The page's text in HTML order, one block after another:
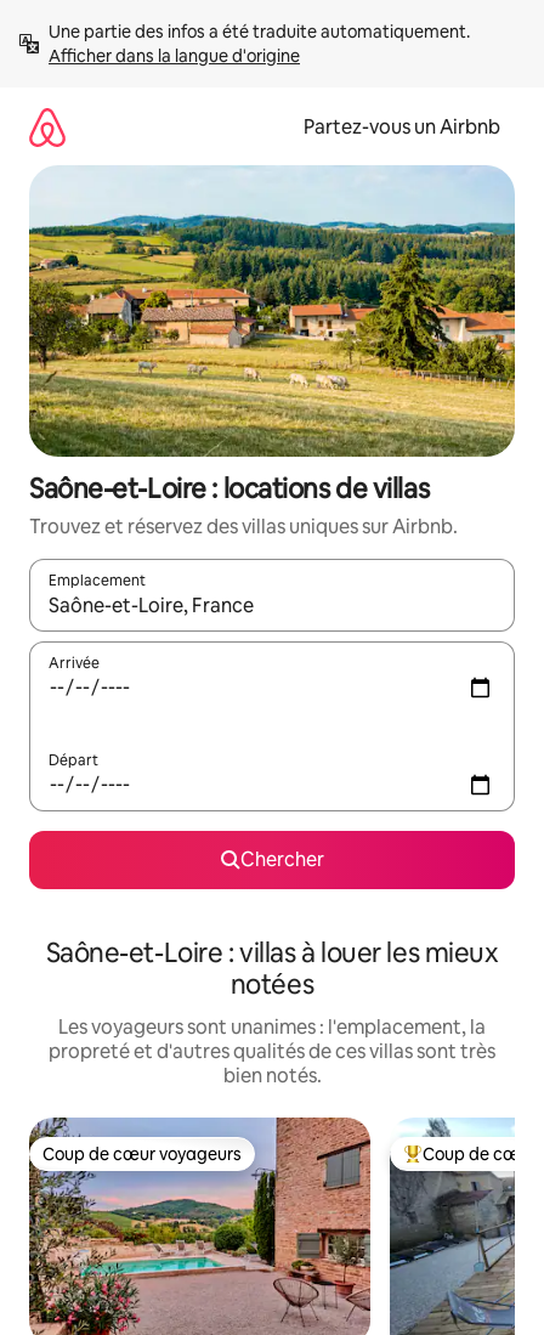
directement
Afficher dans la langue d'origine
Partez-vous un Airbnb
Saône-et-Loire : locations de villas
Trouvez et réservez des villas uniques sur Airbnb.
Emplacement
Quand les résultats sont affichés, parcourez-les en utilisant
Arrivée
Départ
Chercher
Saône-et-Loire : villas à louer les mieux
notées
Les voyageurs sont unanimes : l'emplacement, la
propreté et d'autres qualités de ces villas sont très
bien notés.
Coup de cœur voyageurs
Coup de cœur voyageurs Coup de cœur
Coup de cœur